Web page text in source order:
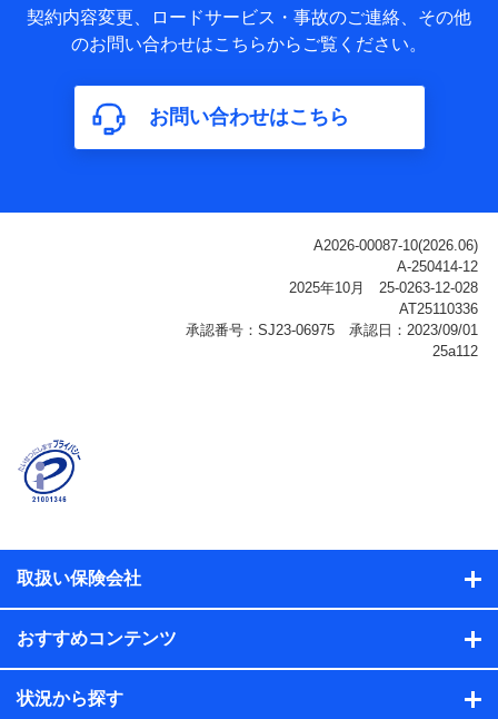
基本情報
氏名、電話番号、メールアドレス、お客さまの識別子、
属性、連絡先、dポイントサービスのご利用に関する情
構成、住所、dポイント残高、dポイント利用履歴などが
含まれます。
利用情報
ご契約状態・ご利用履歴インターネット利用時の行動に
関する情報、アプリケーション利用時の行動に関する情
報、購入されたサービスや商品の名称・購入場所・決済
に関する情報、アンケートの回答に関する情報などが含
名、住所、生年月日、性別、保険契約者と被保険者の関
係、保険加入の目的、保険商品の内容、保険料、保険料
のお支払方法、車のメーカーや走行距離などの情報、建
ル内容や送信履歴の情報及び保険の更改案内等を提供し
保険契約情報
当社または株式会社NTTドコモ・フィナンシャルグルー
プが取得し、又は保有する保険契約に関する情報。例と
して、保険契約者及び被保険者の氏名、住所、生年月
契約内容変更、ロードサービス・事故のご連絡、その他
のお問い合わせはこちらからご覧ください。
お問い合わせはこちら
取扱い保険会社
おすすめコンテンツ
状況から探す